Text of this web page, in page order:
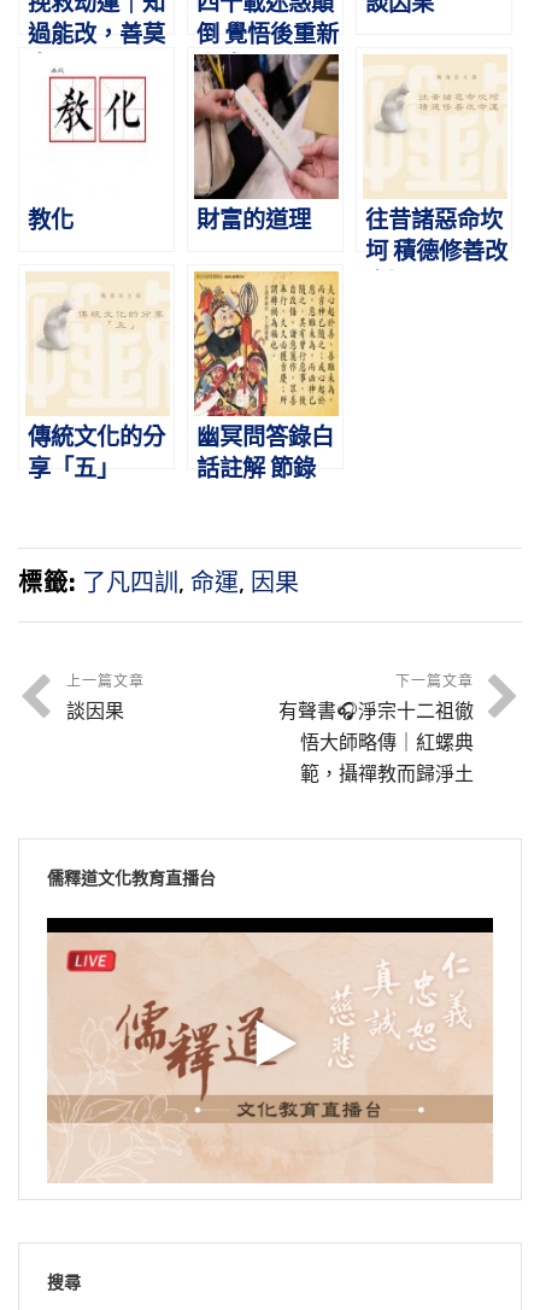
過能改，善莫
大焉
倒 覺悟後重新
上路
教化 財富的道理
往昔諸惡命坎
坷 積德修善改
傳統文化的分
享「五」
幽冥問答錄白
話註解 節錄
標籤: 了凡四訓 , 命運, 因果
上一篇文章
談因果
下一篇文章
有聲書🎧淨宗十二祖徹
悟大師略傳｜紅螺典
範，攝禪教而歸淨土
儒釋道文化教育直播台
搜尋